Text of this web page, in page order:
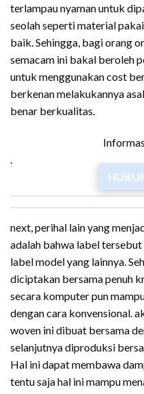
terlampau nyaman untuk
seolah seperti material
baik. Sehingga, bagi orang
semacam ini bakal beroleh
untuk menggunakan cost
berkenan melakukannya
benar berkualitas.
next, perihal lain yang
adalah bahwa label
label model yang lainnya.
diciptakan bersama penuh
secara komputer pun
dengan cara konvensional.
woven ini dibuat bersama
selanjutnya diproduksi
Hal ini dapat membawa
tentu saja hal ini mampu